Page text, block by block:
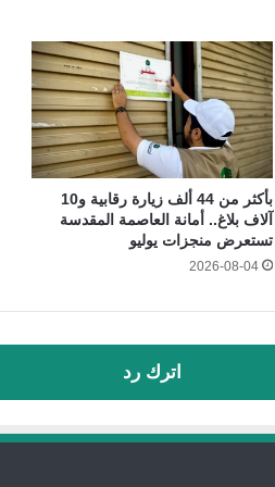
بأكثر من 44 ألف زيارة رقابية و10
آلاف بلاغ.. أمانة العاصمة المقدسة
تستعرض منجزات يوليو
2026-08-04
اترك رد